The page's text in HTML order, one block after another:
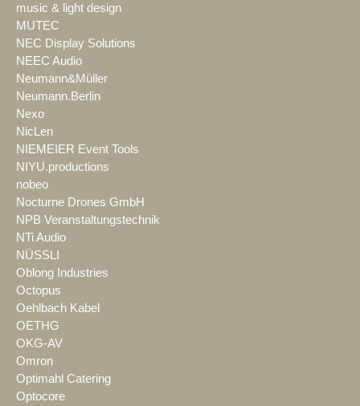
music & light design
MUTEC
NEC Display Solutions
NEEC Audio
Neumann&Müller
Neumann.Berlin
Nexo
NicLen
NIEMEIER Event Tools
NIYU.productions
nobeo
Nocturne Drones GmbH
NPB Veranstaltungstechnik
NTi Audio
NÜSSLI
Oblong Industries
Octopus
Oehlbach Kabel
OETHG
OKG-AV
Omron
Optimahl Catering
Optocore